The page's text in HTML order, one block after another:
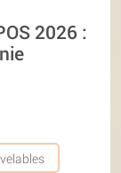
2026 :